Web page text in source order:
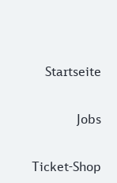
Startseite
Jobs
Ticket-Shop